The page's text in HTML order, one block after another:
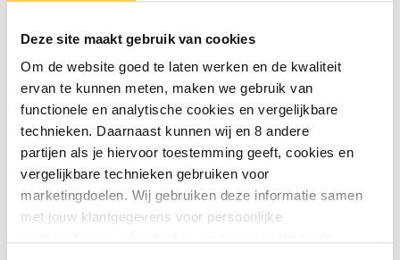
Deze site maakt gebruik van cookies
Om de website goed te laten werken en de kwaliteit
ervan te kunnen meten, maken we gebruik van
functionele en analytische cookies en vergelijkbare
technieken. Daarnaast kunnen wij en 8 andere
partijen als je hiervoor toestemming geeft, cookies en
vergelijkbare technieken gebruiken voor
marketingdoelen. Wij gebruiken deze informatie samen
met jouw klantgegevens voor persoonlijke
Original in deze stijlvolle geschenkverpakking.
Deze set bevat een fles van 500ml en wordt
compleet geleverd met 2 bijpassende GIMBER-
glazen – perfect om zelf van te genieten of om
cadeau te geven. De kenmerkende mix van
biologische gember, citroen en kruiden zorgt voor
een verfrissende en pittige smaakbeleving,
ideaal als alcoholvrij aperitief of mix in cocktails
en mocktails.